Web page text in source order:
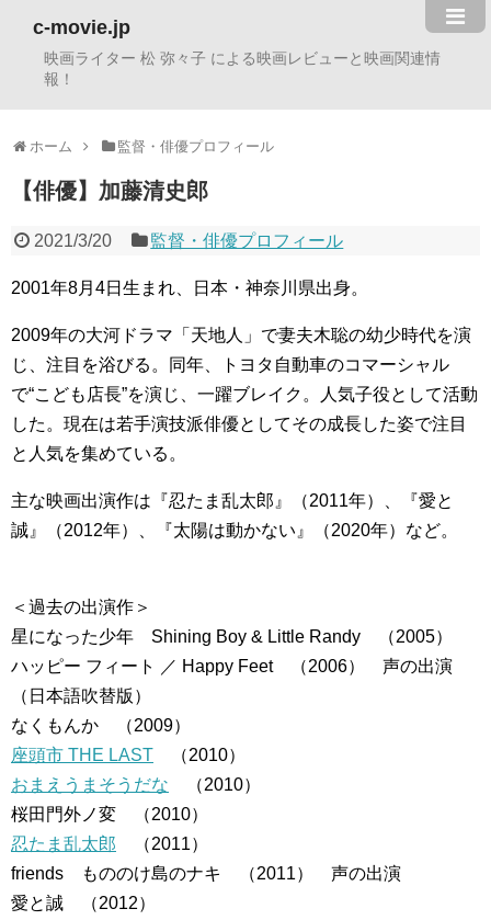
c-movie.jp
映画ライター 松 弥々子 による映画レビューと映画関連情
報！
ホーム 監督・俳優プロフィール
【俳優】加藤清史郎
2021/3/20 監督・俳優プロフィール
2001年8月4日生まれ、日本・神奈川県出身。
2009年の大河ドラマ「天地人」で妻夫木聡の幼少時代を演
じ、注目を浴びる。同年、トヨタ自動車のコマーシャル
で“こども店長”を演じ、一躍ブレイク。人気子役として活動
した。現在は若手演技派俳優としてその成長した姿で注目
と人気を集めている。
主な映画出演作は『忍たま乱太郎』（2011年）、『愛と
誠』（2012年）、『太陽は動かない』（2020年）など。
＜過去の出演作＞
星になった少年 Shining Boy & Little Randy （2005）
ハッピー フィート ／ Happy Feet （2006） 声の出演
（日本語吹替版）
なくもんか （2009）
座頭市 THE LAST （2010）
おまえうまそうだな （2010）
桜田門外ノ変 （2010）
忍たま乱太郎 （2011）
friends もののけ島のナキ （2011） 声の出演
愛と誠 （2012）